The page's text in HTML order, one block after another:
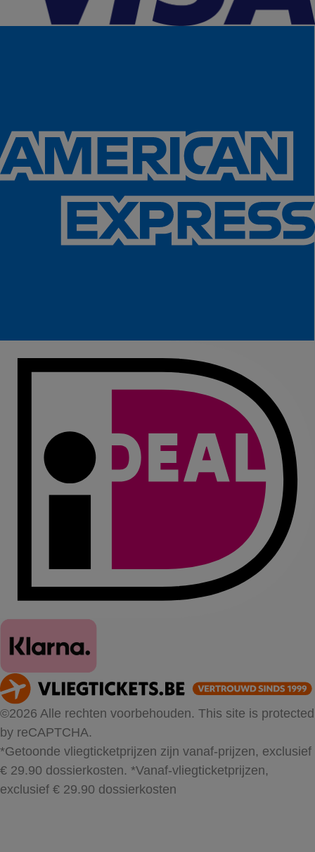
©2026 Alle rechten voorbehouden. This site is protected
by reCAPTCHA.
*Getoonde vliegticketprijzen zijn vanaf-prijzen, exclusief
€ 29.90 dossierkosten. *Vanaf-vliegticketprijzen,
exclusief € 29.90 dossierkosten